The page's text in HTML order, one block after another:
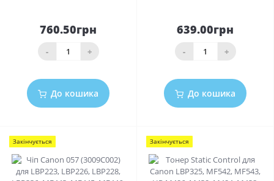
760.50грн
- +
До кошика
639.00грн
- +
До кошика
Закінчується Закінчується